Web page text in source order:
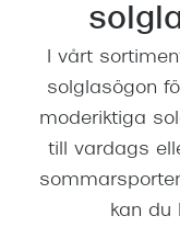
I vårt
solglasögon
moderiktiga
till vardags
kan du